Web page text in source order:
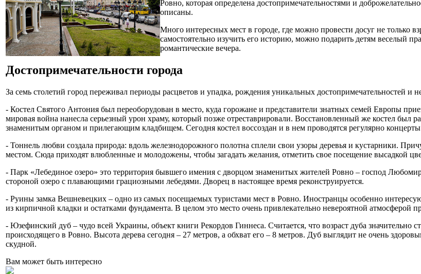
Ровно, которая определена достопримечательностями и
описаны.
Много интересных мест в городе, где можно провести досуг не только
самостоятельно изучить его историю, можно подарить детям веселый
романтические вечера.
Достопримечательности города
За семь столетий город переживал периоды расцветов и упадка, рождения уникальных достопримечательностей и
- Костел Святого Антония был переоборудован в место, куда горожане и представители знатных семей Европы
мировая война нанесла серьезный урон храму, который позже отреставрировали. Восстановленный же костел был
знаменитым органом и прилегающим кладбищем. Сегодня костел воссоздан и в нем проводятся регулярно
- Тоннель любви создала природа: вдоль железнодорожного полотна сплели свои узоры деревья и кустарники.
местом. Сюда приходят влюбленные и молодожены, чтобы загадать желания, отметить свое посещение высадкой
- Парк «Лебединое озеро» это территория бывшего имения с дворцом знаменитых жителей Ровно – господ
стороной озеро с плавающими грациозными лебедями. Дворец в настоящее время реконструируется.
- Руины замка Вешневецких – одно из самых посещаемых туристами мест в Ровно. Иностранцы особенно
из кирпичной кладки и остатками фундамента. В целом это место очень привлекательно невероятной атмосферой
- Юзефинский дуб – чудо всей Украины, объект книги Рекордов Гиннеса. Считается, что возраст дуба значительно
происходящего в Ровно. Высота дерева сегодня – 27 метров, а обхват его – 8 метров. Дуб выглядит не очень
скудной.
Вам может быть интересно